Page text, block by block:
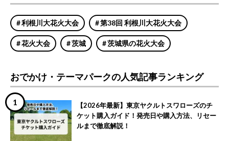
利根川大花火大会 第38回 利根川大花火大会
花火大会 茨城 茨城県の花火大会
おでかけ・テーマパークの人気記事ランキング
【2026年最新】東京ヤクルトスワローズのチ
ケット購入ガイド！発売日や購入方法、リセー
ルまで徹底解説！